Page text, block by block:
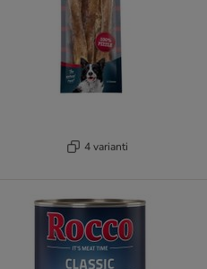
4 varianti